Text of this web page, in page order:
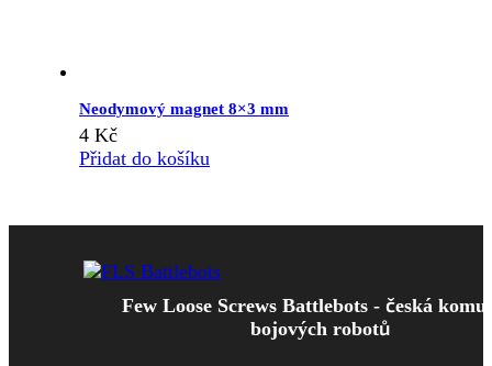
Neodymový magnet 8×3 mm
4 Kč
Přidat do košíku
Few Loose Screws Battlebots - česká
bojových robotů